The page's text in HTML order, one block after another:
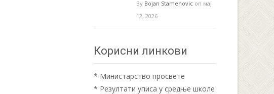
By Bojan Stamenovic on мај
12, 2026
Корисни линкови
* Министарство просвете
* Резултати уписа у средње школе